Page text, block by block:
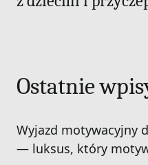
Ostatnie
Wyjazd motywacyjny
— luksus, który